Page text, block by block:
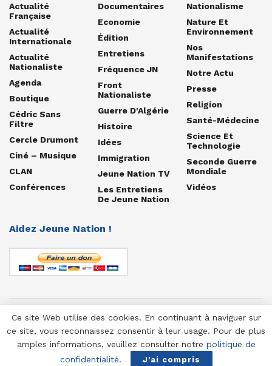
Actualité
Française
Actualité
Internationale
Actualité
Nationaliste
Agenda
Boutique
Cédric Sans
Filtre
Cercle Drumont
Ciné – Musique
CLAN
Conférences
Documentaires
Economie
Édition
Entretiens
Fréquence JN
Front
Nationaliste
Guerre D'Algérie
Histoire
Idées
Immigration
Jeune Nation TV
Les Entretiens
De Jeune Nation
Nationalisme
Nature Et
Environnement
Nos
Manifestations
Notre Actu
Presse
Religion
Santé-Médecine
Science Et
Technologie
Seconde Guerre
Mondiale
Vidéos
Aidez Jeune Nation !
© 1958-2025 Jeune Nation
Ce site Web utilise des cookies. En continuant à naviguer sur
ce site, vous reconnaissez consentir à leur usage. Pour de plus
amples informations, veuillez consulter notre politique de
confidentialité. J'ai compris